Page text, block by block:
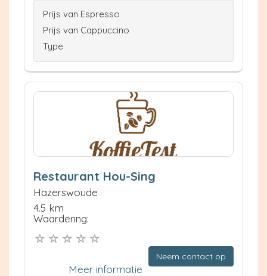
Prijs van Espresso
Prijs van Cappuccino
Type
Restaurant Hou-Sing
Hazerswoude
4.5 km
Waardering:
Neem contact op
Meer informatie